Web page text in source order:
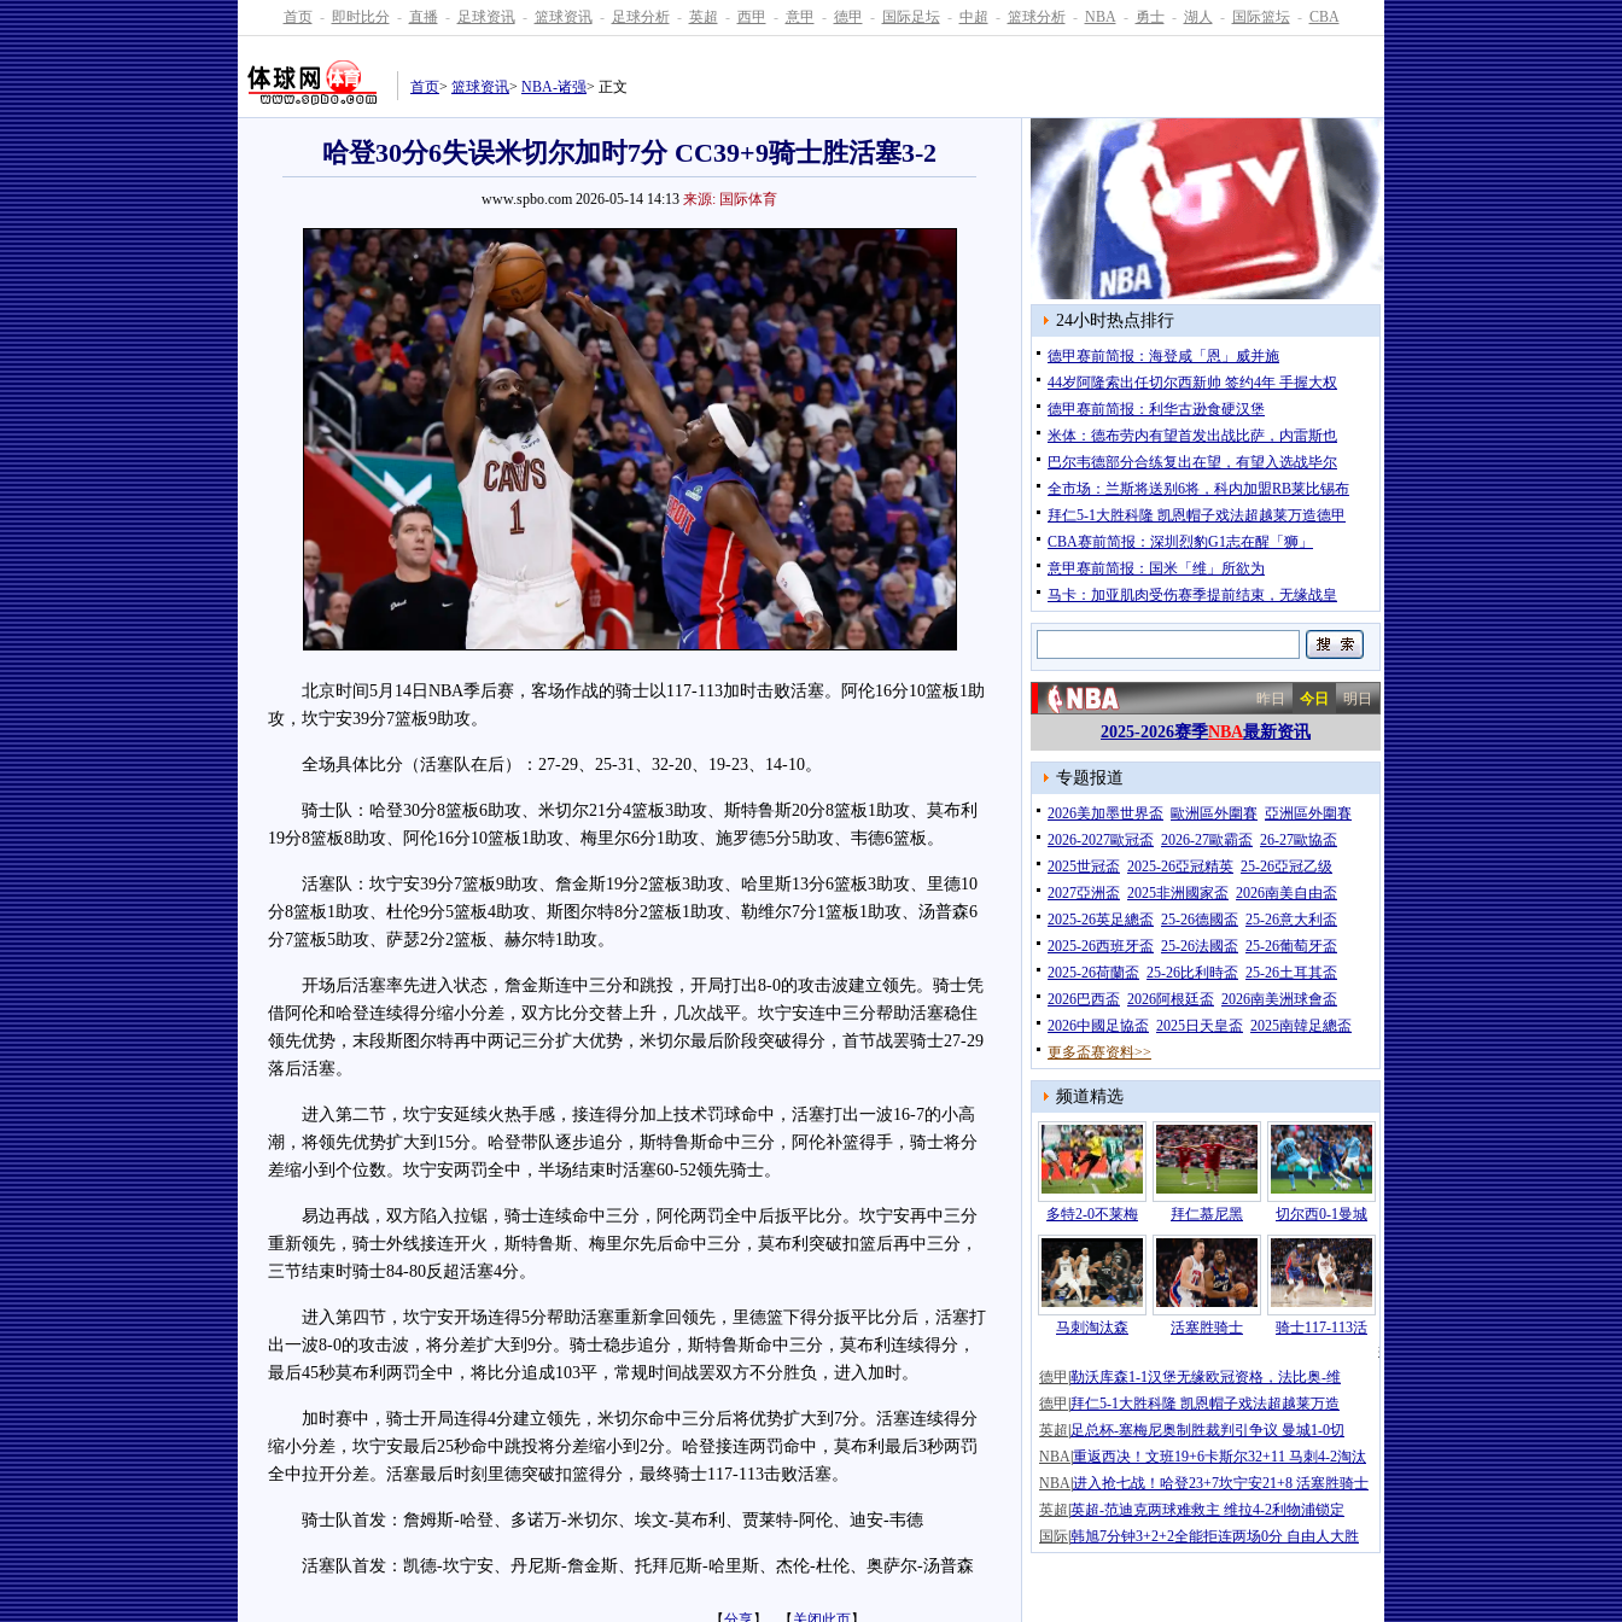
首页 - 即时比分 - 直播 - 足球资讯 - 篮球资讯 - 足球分析 - 英超 - 西甲 - 意甲 - 德甲 - 国际足坛 - 中超 - 篮球分析 - NBA - 勇士 - 湖人 - 国际篮坛 - CBA
首页> 篮球资讯> NBA-诸强> 正文
哈登30分6失误米切尔加时7分 CC39+9骑士胜活塞3-2
www.spbo.com 2026-05-14 14:13 来源: 国际体育
北京时间5月14日NBA季后赛，客场作战的骑士以117-113加时击败活塞。阿伦16分10篮板1助
攻，坎宁安39分7篮板9助攻。
全场具体比分（活塞队在后）：27-29、25-31、32-20、19-23、14-10。
骑士队：哈登30分8篮板6助攻、米切尔21分4篮板3助攻、斯特鲁斯20分8篮板1助攻、莫布利
19分8篮板8助攻、阿伦16分10篮板1助攻、梅里尔6分1助攻、施罗德5分5助攻、韦德6篮板。
活塞队：坎宁安39分7篮板9助攻、詹金斯19分2篮板3助攻、哈里斯13分6篮板3助攻、里德10
分8篮板1助攻、杜伦9分5篮板4助攻、斯图尔特8分2篮板1助攻、勒维尔7分1篮板1助攻、汤普森6
分7篮板5助攻、萨瑟2分2篮板、赫尔特1助攻。
开场后活塞率先进入状态，詹金斯连中三分和跳投，开局打出8-0的攻击波建立领先。骑士凭
借阿伦和哈登连续得分缩小分差，双方比分交替上升，几次战平。坎宁安连中三分帮助活塞稳住
领先优势，末段斯图尔特再中两记三分扩大优势，米切尔最后阶段突破得分，首节战罢骑士27-29
落后活塞。
进入第二节，坎宁安延续火热手感，接连得分加上技术罚球命中，活塞打出一波16-7的小高
潮，将领先优势扩大到15分。哈登带队逐步追分，斯特鲁斯命中三分，阿伦补篮得手，骑士将分
差缩小到个位数。坎宁安两罚全中，半场结束时活塞60-52领先骑士。
易边再战，双方陷入拉锯，骑士连续命中三分，阿伦两罚全中后扳平比分。坎宁安再中三分
重新领先，骑士外线接连开火，斯特鲁斯、梅里尔先后命中三分，莫布利突破扣篮后再中三分，
三节结束时骑士84-80反超活塞4分。
进入第四节，坎宁安开场连得5分帮助活塞重新拿回领先，里德篮下得分扳平比分后，活塞打
出一波8-0的攻击波，将分差扩大到9分。骑士稳步追分，斯特鲁斯命中三分，莫布利连续得分，
最后45秒莫布利两罚全中，将比分追成103平，常规时间战罢双方不分胜负，进入加时。
加时赛中，骑士开局连得4分建立领先，米切尔命中三分后将优势扩大到7分。活塞连续得分
缩小分差，坎宁安最后25秒命中跳投将分差缩小到2分。哈登接连两罚命中，莫布利最后3秒两罚
全中拉开分差。活塞最后时刻里德突破扣篮得分，最终骑士117-113击败活塞。
骑士队首发：詹姆斯-哈登、多诺万-米切尔、埃文-莫布利、贾莱特-阿伦、迪安-韦德
活塞队首发：凯德-坎宁安、丹尼斯-詹金斯、托拜厄斯-哈里斯、杰伦-杜伦、奥萨尔-汤普森
24小时热点排行
德甲赛前简报：海登咸「恩」威并施
44岁阿隆索出任切尔西新帅 签约4年 手握大权
德甲赛前简报：利华古逊食硬汉堡
米体：德布劳内有望首发出战比萨，内雷斯也
巴尔韦德部分合练复出在望，有望入选战毕尔
全市场：兰斯将送别6将，科内加盟RB莱比锡布
拜仁5-1大胜科隆 凯恩帽子戏法超越莱万造德甲
CBA赛前简报：深圳烈豹G1志在醒「狮」
意甲赛前简报：国米「维」所欲为
马卡：加亚肌肉受伤赛季提前结束，无缘战皇
昨日 今日 明日
2025-2026赛季NBA最新资讯
专题报道
2026美加墨世界盃 歐洲區外圍賽 亞洲區外圍賽
2026-2027歐冠盃 2026-27歐霸盃 26-27歐協盃
2025世冠盃 2025-26亞冠精英 25-26亞冠乙级
2027亞洲盃 2025非洲國家盃 2026南美自由盃
2025-26英足總盃 25-26德國盃 25-26意大利盃
2025-26西班牙盃 25-26法國盃 25-26葡萄牙盃
2025-26荷蘭盃 25-26比利時盃 25-26土耳其盃
2026巴西盃 2026阿根廷盃 2026南美洲球會盃
2026中國足協盃 2025日天皇盃 2025南韓足總盃
更多盃赛资料>>
频道精选
多特2-0不莱梅 拜仁慕尼黑 切尔西0-1曼城
马刺淘汰森 活塞胜骑士
骑士117-113活
德甲|弗赖堡4-1大胜RB莱比锡，金特
德甲 勒沃库森1-1汉堡无缘欧冠资格，法比奥-维
德甲 拜仁5-1大胜科隆 凯恩帽子戏法超越莱万造
英超 足总杯-塞梅尼奥制胜裁判引争议 曼城1-0切
NBA重返西决！文班19+6卡斯尔32+11 马刺4-2淘汰
NBA进入抢七战！哈登23+7坎宁安21+8 活塞胜骑士
英超 英超-范迪克两球难救主 维拉4-2利物浦锁定
国际韩旭7分钟3+2+2全能拒连两场0分 自由人大胜